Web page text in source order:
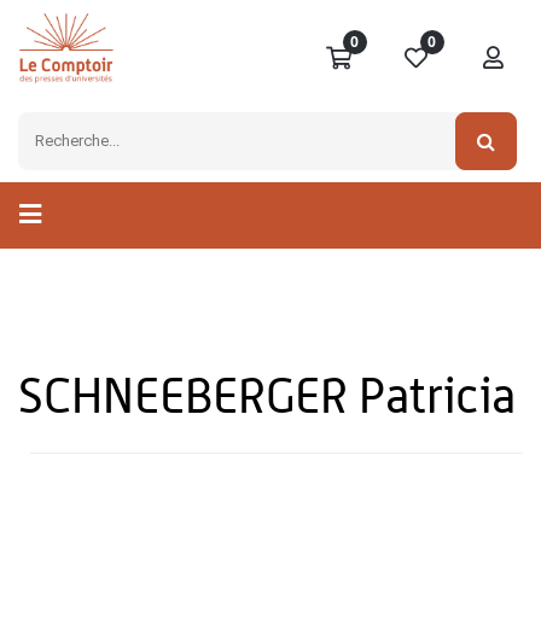
0 0
SCHNEEBERGER Patricia